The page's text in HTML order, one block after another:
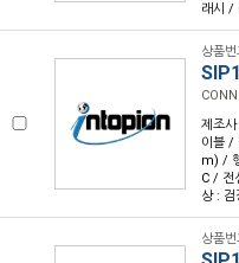
래시 /
상품
제조
이블 /
m) /
C / 전
상 : 검
상품